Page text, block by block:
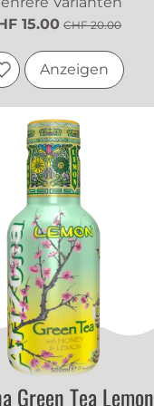
15.00 CHF 20.00
Anzeigen
Green Tea Lemon